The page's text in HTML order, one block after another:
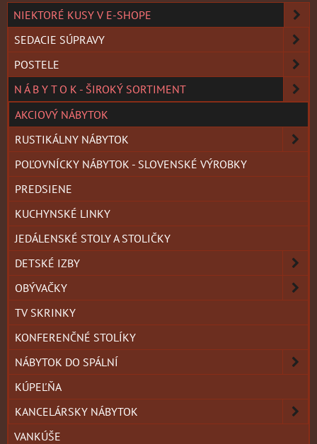
NIEKTORÉ KUSY V E-SHOPE
SEDACIE SÚPRAVY
POSTELE
N Á B Y T O K - ŠIROKÝ SORTIMENT
AKCIOVÝ NÁBYTOK
RUSTIKÁLNY NÁBYTOK
POĽOVNÍCKY NÁBYTOK - SLOVENSKÉ VÝROBKY
PREDSIENE
KUCHYNSKÉ LINKY
JEDÁLENSKÉ STOLY A STOLIČKY
DETSKÉ IZBY
OBÝVAČKY
TV SKRINKY
KONFERENČNÉ STOLÍKY
NÁBYTOK DO SPÁLNÍ
KÚPEĽŇA
KANCELÁRSKY NÁBYTOK
VANKÚŠE